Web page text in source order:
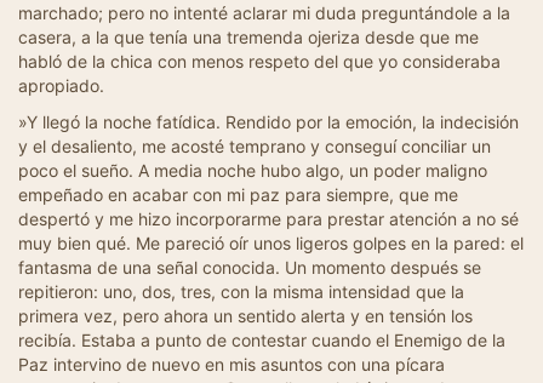
marchado; pero no intenté aclarar mi duda preguntándole a la
casera, a la que tenía una tremenda ojeriza desde que me
habló de la chica con menos respeto del que yo consideraba
apropiado.
»Y llegó la noche fatídica. Rendido por la emoción, la indecisión
y el desaliento, me acosté temprano y conseguí conciliar un
poco el sueño. A media noche hubo algo, un poder maligno
empeñado en acabar con mi paz para siempre, que me
despertó y me hizo incorporarme para prestar atención a no sé
muy bien qué. Me pareció oír unos ligeros golpes en la pared: el
fantasma de una señal conocida. Un momento después se
repitieron: uno, dos, tres, con la misma intensidad que la
primera vez, pero ahora un sentido alerta y en tensión los
recibía. Estaba a punto de contestar cuando el Enemigo de la
Paz intervino de nuevo en mis asuntos con una pícara